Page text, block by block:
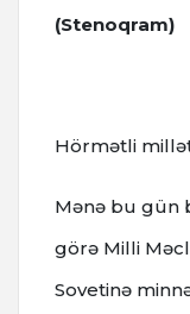
(Stenoqram)
Hörmətli
Mənə bu gün
görə Milli
Sovetinə